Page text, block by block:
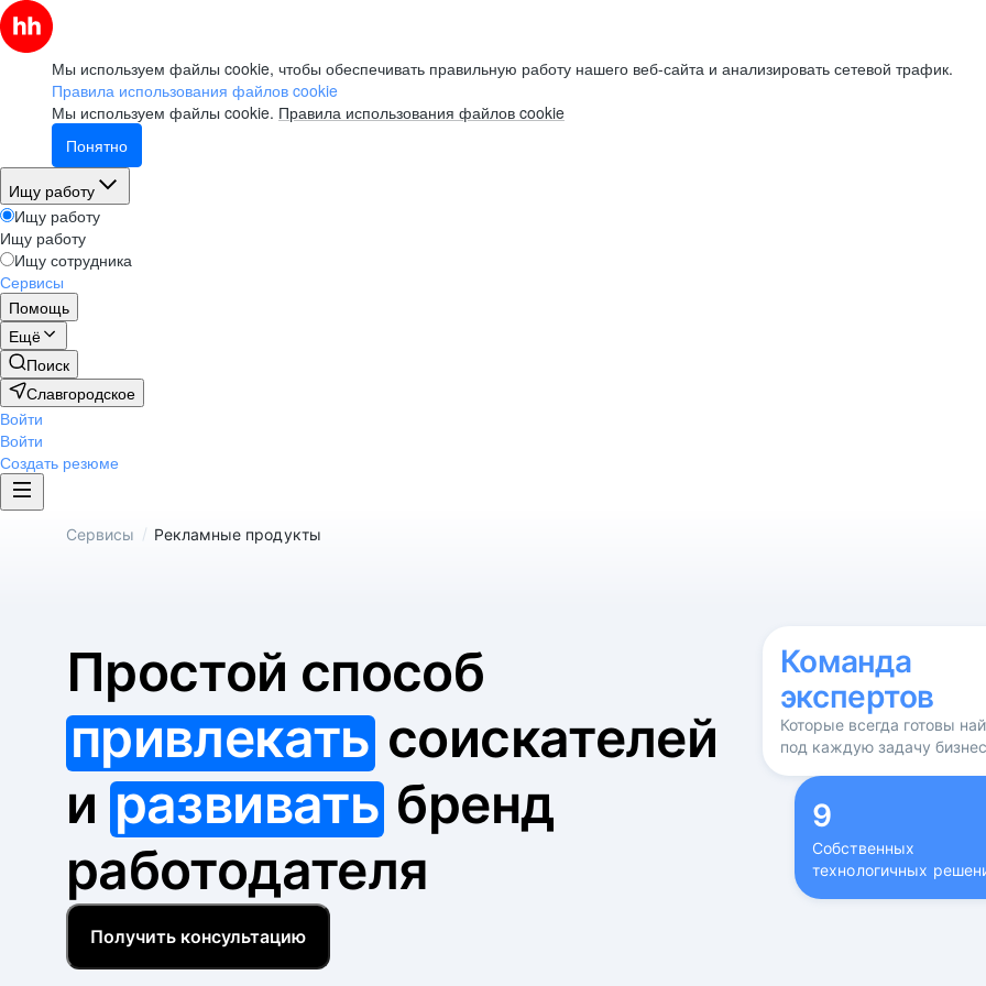
Мы используем файлы cookie, чтобы обеспечивать правильную работу нашего веб-сайта и анализировать сетевой трафик.
Правила использования файлов cookie
Мы используем файлы cookie. Правила использования файлов cookie
Понятно
Ищу работу
Ищу работу
Ищу работу
Ищу сотрудника
Сервисы
Помощь
Ещё
Поиск
Славгородское
Войти
Войти
Создать резюме
Сервисы / Рекламные продукты
Простой способ
привлекатьсоискателей
и развивать бренд
работодателя
Получить консультацию
Команда
экспертов
Которые всегда готовы
под каждую задачу
9
Собственных
технологичных